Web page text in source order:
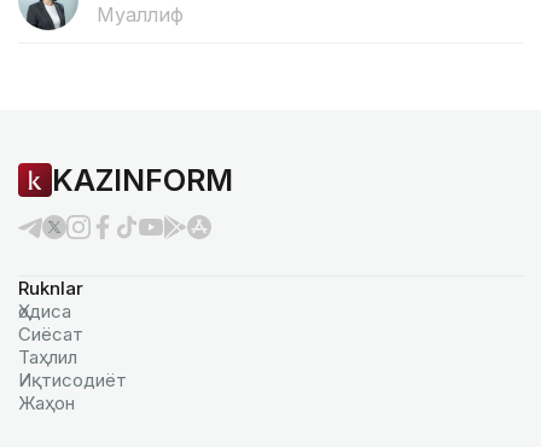
Муаллиф
KAZINFORM
Ruknlar
Ҳодиса
Сиёсат
Таҳлил
Иқтисодиёт
Жаҳон